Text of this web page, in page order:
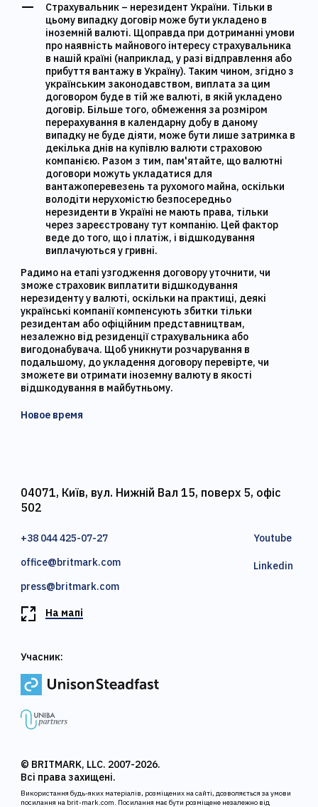
Страхувальник – нерезидент України. Тільки в
цьому випадку договір може бути укладено в
іноземній валюті. Щоправда при дотриманні умови
про наявність майнового інтересу страхувальника
в нашій країні (наприклад, у разі відправлення або
прибуття вантажу в Україну). Таким чином, згідно з
українським законодавством, виплата за цим
договором буде в тій же валюті, в якій укладено
договір. Більше того, обмеження за розміром
перерахування в календарну добу в даному
випадку не буде діяти, може бути лише затримка в
декілька днів на купівлю валюти страховою
компанією. Разом з тим, пам'ятайте, що валютні
договори можуть укладатися для
вантажоперевезень та рухомого майна, оскільки
володіти нерухомістю безпосередньо
нерезиденти в Україні не мають права, тільки
через зареєстровану тут компанію. Цей фактор
веде до того, що і платіж, і відшкодування
виплачуються у гривні.
Радимо на етапі узгодження договору уточнити, чи
зможе страховик виплатити відшкодування
нерезиденту у валюті, оскільки на практиці, деякі
українські компанії компенсують збитки тільки
резидентам або офіційним представництвам,
незалежно від резиденції страхувальника або
вигодонабувача. Щоб уникнути розчарування в
подальшому, до укладення договору перевірте, чи
зможете ви отримати іноземну валюту в якості
відшкодування в майбутньому.
Новое время
04071, Київ, вул. Нижній Вал 15, поверх 5, офіс
502
+38 044 425-07-27
office@britmark.com
press@britmark.com
Youtube
Linkedin
На мапі
© BRITMARK, LLC. 2007-2026.
Всі права захищені.
Використання будь-яких матеріалів, розміщених на сайті, дозволяється за умови
посилання на brit-mark.com. Посилання має бути розміщене незалежно від
Учасник: